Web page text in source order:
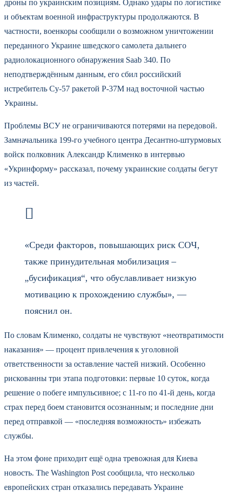
дроны по украинским позициям. Однако удары по логистике
и объектам военной инфраструктуры продолжаются. В
частности, военкоры сообщили о возможном уничтожении
переданного Украине шведского самолета дальнего
радиолокационного обнаружения Saab 340. По
неподтверждённым данным, его сбил российский
истребитель Су-57 ракетой Р-37М над восточной частью
Украины.
Проблемы ВСУ не ограничиваются потерями на передовой.
Замначальника 199-го учебного центра Десантно-штурмовых
войск полковник Александр Клименко в интервью
«Укринформу» рассказал, почему украинские солдаты бегут
из частей.
«Среди факторов, повышающих риск СОЧ,
также принудительная мобилизация –
„бусификация“, что обуславливает низкую
мотивацию к прохождению службы», —
пояснил он.
По словам Клименко, солдаты не чувствуют «неотвратимости
наказания» — процент привлечения к уголовной
ответственности за оставление частей низкий. Особенно
рискованны три этапа подготовки: первые 10 суток, когда
решение о побеге импульсивное; с 11-го по 41-й день, когда
страх перед боем становится осознанным; и последние дни
перед отправкой — «последняя возможность» избежать
службы.
На этом фоне приходит ещё одна тревожная для Киева
новость. The Washington Post сообщила, что несколько
европейских стран отказались передавать Украине